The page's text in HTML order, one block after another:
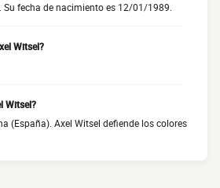
Su fecha de nacimiento es 12/01/1989.
Witsel?
Witsel?
(España). Axel Witsel defiende los colores